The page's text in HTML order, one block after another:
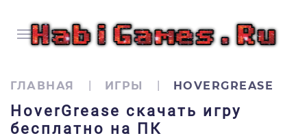
ГЛАВНАЯ ИГРЫ HOVERGREASE
HoverGrease скачать игру
бесплатно на ПК